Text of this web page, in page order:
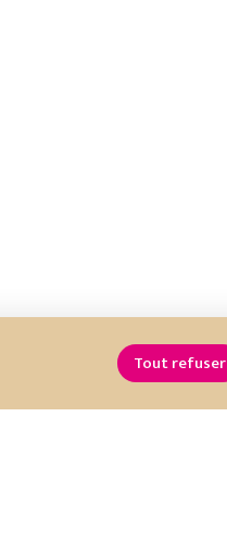
Tout refuser